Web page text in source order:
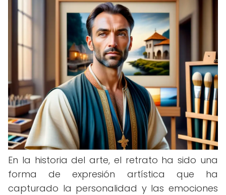
En la historia del arte, el retrato ha sido una
forma de expresión artística que ha
capturado la personalidad y las emociones